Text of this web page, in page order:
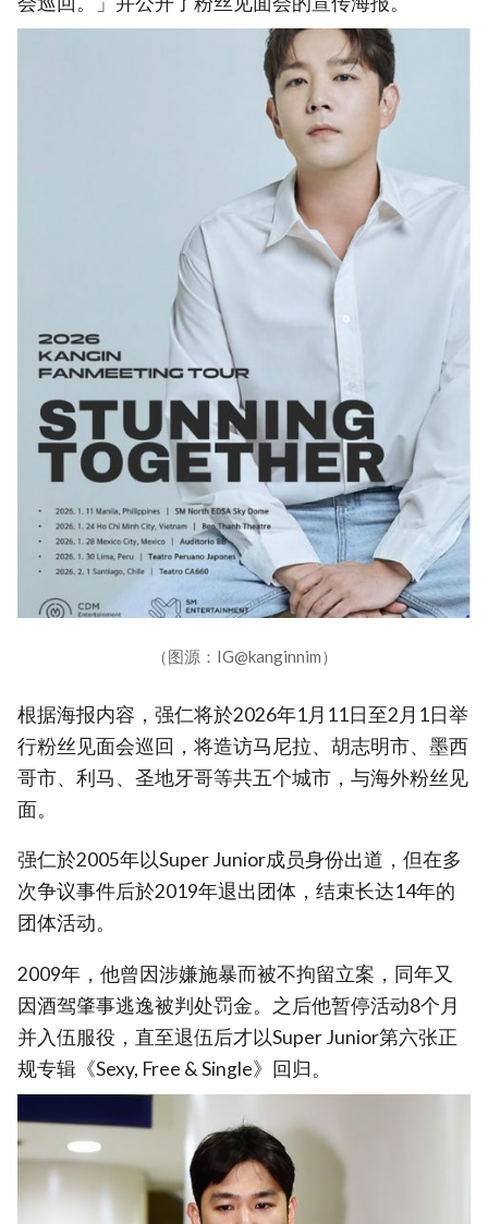
（图源：IG@kanginnim）
根据海报内容，强仁将於2026年1月11日至2月1日举
行粉丝见面会巡回，将造访马尼拉、胡志明市、墨西
哥市、利马、圣地牙哥等共五个城市，与海外粉丝见
面。
强仁於2005年以Super Junior成员身份出道，但在多
次争议事件后於2019年退出团体，结束长达14年的
团体活动。
2009年，他曾因涉嫌施暴而被不拘留立案，同年又
因酒驾肇事逃逸被判处罚金。之后他暂停活动8个月
并入伍服役，直至退伍后才以Super Junior第六张正
规专辑《Sexy, Free & Single》回归。